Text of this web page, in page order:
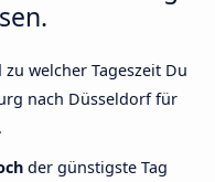
welcher Tageszeit Du
nach Düsseldorf für
der günstigste Tag